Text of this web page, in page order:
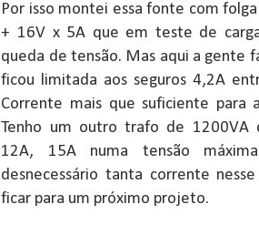
Por isso montei essa fonte com
+ 16V x 5A que em teste de
queda de tensão. Mas aqui a gente
ficou limitada aos seguros 4,2A
Corrente mais que suficiente para
Tenho um outro trafo de 1200VA
12A, 15A numa tensão
desnecessário tanta corrente
ficar para um próximo projeto.